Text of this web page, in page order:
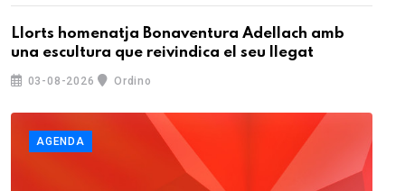
Llorts homenatja Bonaventura Adellach amb
una escultura que reivindica el seu llegat
03-08-2026 Ordino
AGENDA